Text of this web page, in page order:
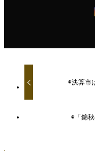
◉決算市
◉「錦